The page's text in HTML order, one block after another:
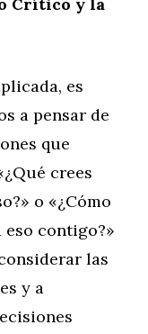
es
a pensar de
que
crees
o «¿Cómo
contigo?»
las
y a